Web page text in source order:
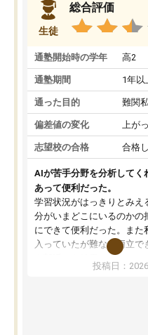
生徒
総合評価
通塾開始時の学年 高2
通塾期間 1年以
通った目的 難関
偏差値の変化 上が
志望校の合格 合格
AIが苦手分野を分析してく
あって便利だった。
学習状況がはっきりとみえ
分がいまどこにいるのかの
にできて便利だった。また
入っていたが難なく両立で
も部活でも結果を残すこと
かった。また問題演習の際
投稿日：